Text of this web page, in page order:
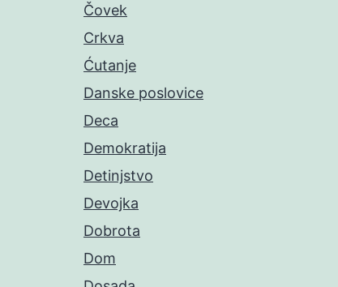
Čovek
Crkva
Ćutanje
Danske poslovice
Deca
Demokratija
Detinjstvo
Devojka
Dobrota
Dom